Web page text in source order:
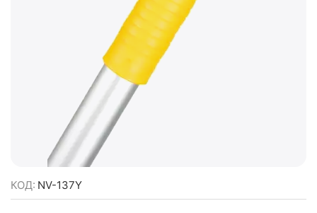
КОД: NV-137Y